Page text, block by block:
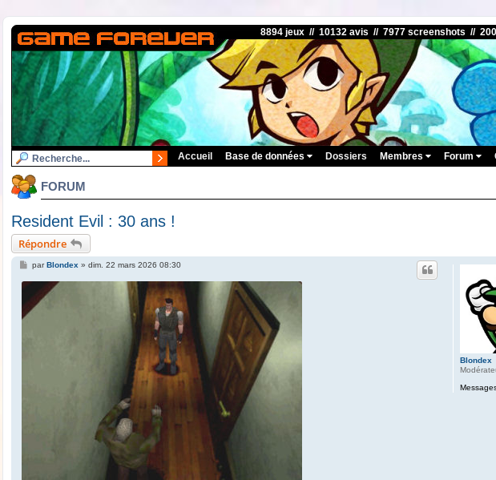
8894 jeux // 10132 avis // 7977 screenshots //
Accueil Base de données Dossiers Membres Forum
FORUM
Resident Evil : 30 ans !
Répondre
Blondex
M
s
a
g
parBlondex » dim. 22 mars 2026 08:30